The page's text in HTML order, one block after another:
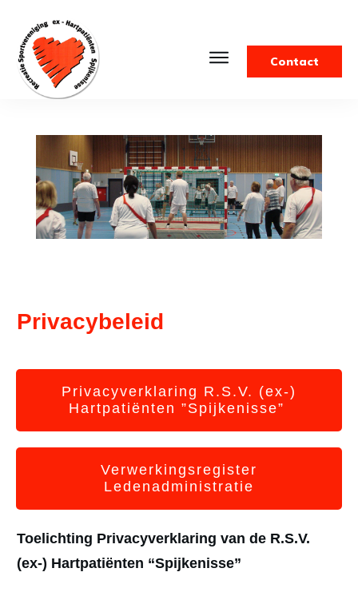
Contact
Privacybeleid
Privacyverklaring R.S.V. (ex-)
Hartpatiënten ”Spijkenisse”
Verwerkingsregister
Ledenadministratie
Toelichting Privacyverklaring van de R.S.V.
(ex-) Hartpatiënten “Spijkenisse”